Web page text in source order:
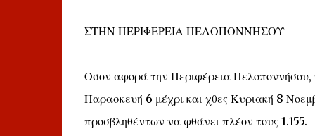
ΣΤΗΝ ΠΕΡΙΦΕΡΕΙΑ ΠΕΛΟΠΟΝΝΗΣΟΥ
Οσον αφορά την Περιφέρεια Πελοποννήσου,
Παρασκευή 6 μέχρι και χθες Κυριακή 8
προσβληθέντων να φθάνει πλέον τους 1.155.